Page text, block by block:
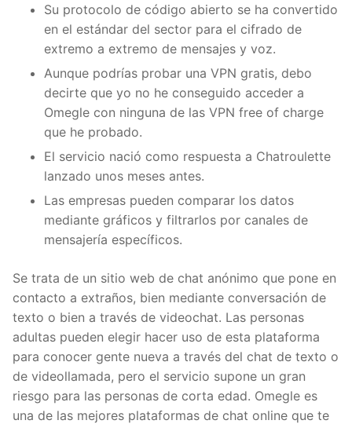
Su protocolo de código abierto se ha convertido
en el estándar del sector para el cifrado de
extremo a extremo de mensajes y voz.
Aunque podrías probar una VPN gratis, debo
decirte que yo no he conseguido acceder a
Omegle con ninguna de las VPN free of charge
que he probado.
El servicio nació como respuesta a Chatroulette
lanzado unos meses antes.
Las empresas pueden comparar los datos
mediante gráficos y filtrarlos por canales de
mensajería específicos.
Se trata de un sitio web de chat anónimo que pone en
contacto a extraños, bien mediante conversación de
texto o bien a través de videochat. Las personas
adultas pueden elegir hacer uso de esta plataforma
para conocer gente nueva a través del chat de texto o
de videollamada, pero el servicio supone un gran
riesgo para las personas de corta edad. Omegle es
una de las mejores plataformas de chat online que te